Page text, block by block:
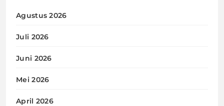
Agustus 2026
Juli 2026
Juni 2026
Mei 2026
April 2026